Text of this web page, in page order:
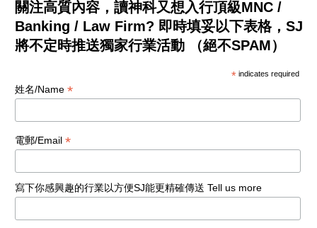
關注高質內容，讀神科又想入行頂級MNC /
Banking / Law Firm? 即時填妥以下表格，SJ
將不定時推送獨家行業活動 （絕不SPAM）
* indicates required
姓名/Name *
電郵/Email *
寫下你感興趣的行業以方便SJ能更精確傳送 Tell us more